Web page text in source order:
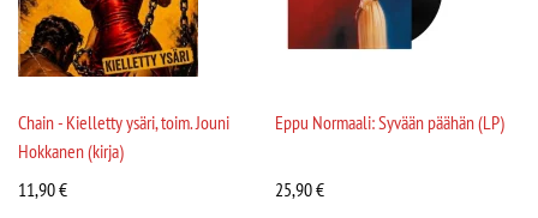
Chain - Kielletty ysäri, toim. Jouni
Hokkanen (kirja)
11,90€
Eppu Normaali: Syvään päähän (LP)
25,90€